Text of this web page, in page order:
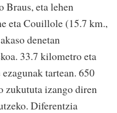
Braus, eta lehen
eta Couillole (15.7 km.,
denetan
33.7 kilometro eta
tartean. 650
zukututa izango diren
Diferentzia